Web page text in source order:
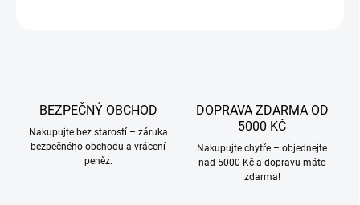
BEZPEČNÝ OBCHOD
Nakupujte bez starostí – záruka
bezpečného obchodu a vrácení
peněz.
DOPRAVA ZDARMA OD
5000 KČ
Nakupujte chytře – objednejte
nad 5000 Kč a dopravu máte
zdarma!